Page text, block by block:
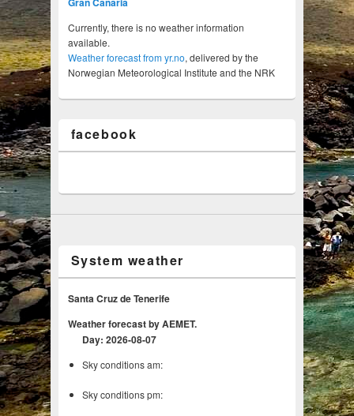
Currently, there is no weather information
available.
Weather forecast from yr.no, delivered by the
Norwegian Meteorological Institute and the NRK
facebook
System weather
Santa Cruz de Tenerife
Weather forecast by AEMET.
Day: 2026-08-07
Sky conditions am:
Sky conditions pm: